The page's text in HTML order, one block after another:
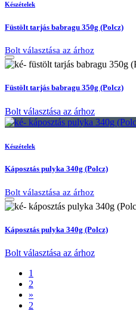
Készételek
Füstölt tarjás babragu 350g (Polcz)
Bolt választása az árhoz
Füstölt tarjás babragu 350g (Polcz)
Bolt választása az árhoz
Készételek
Káposztás pulyka 340g (Polcz)
Bolt választása az árhoz
Káposztás pulyka 340g (Polcz)
Bolt választása az árhoz
1
2
»
2